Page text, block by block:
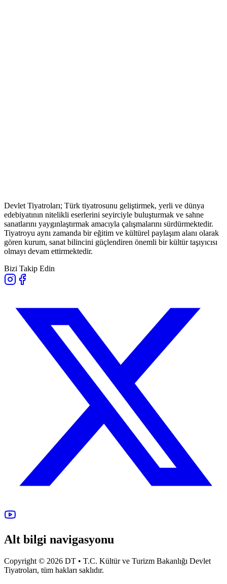
Devlet Tiyatroları; Türk tiyatrosunu geliştirmek, yerli ve dünya
edebiyatının nitelikli eserlerini seyirciyle buluşturmak ve sahne
sanatlarını yaygınlaştırmak amacıyla çalışmalarını sürdürmektedir.
Tiyatroyu aynı zamanda bir eğitim ve kültürel paylaşım alanı olarak
gören kurum, sanat bilincini güçlendiren önemli bir kültür taşıyıcısı
olmayı devam ettirmektedir.
Bizi Takip Edin
Alt bilgi navigasyonu
Copyright © 2026 DT • T.C. Kültür ve Turizm Bakanlığı Devlet
Tiyatroları, tüm hakları saklıdır.